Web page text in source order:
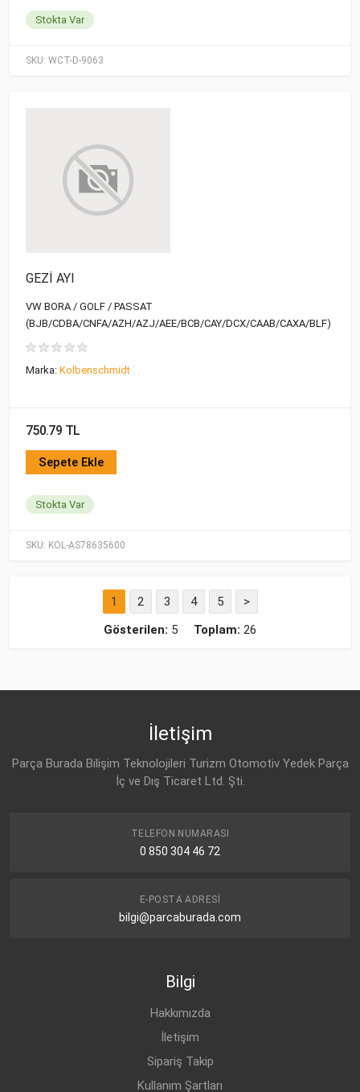
SKU: WCT-D-9063
Stokta Var
SKU: KOL-AS78635600
GEZİ AYI
VW BORA / GOLF / PASSAT
(BJB/CDBA/CNFA/AZH/AZJ/AEE/BCB/CAY/DCX/CAAB/CAXA/BLF)
Marka: Kolbenschmidt
750.79 TL
Sepete Ekle
Stokta Var
1 2 3 4 5
>
Gösterilen: 5 Toplam: 26
İletişim
Parça Burada Bilişim Teknolojileri Turizm Otomotiv Yedek Parça
İç ve Dış Ticaret Ltd. Şti.
TELEFON NUMARASI
0 850 304 46 72
E-POSTA ADRESI
bilgi@parcaburada.com
Bilgi
Hakkımızda
İletişim
Sipariş Takip
Kullanım Şartları